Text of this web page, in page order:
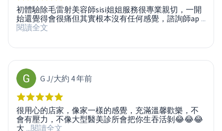
初體驗除毛雷射美容師sisi姐姐服務很專業親切，一開
始還覺得會很痛但其實根本沒有任何感覺，諮詢師ap ...
閱讀全文
G J/大約 4 年前
很用心的店家，像家一樣的感覺，充滿溫馨歡樂，不
會有壓力，不像大型醫美診所會把你生吞活剝😂😂😂
大 ...閱讀全文